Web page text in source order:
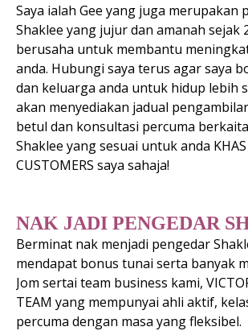
Saya ialah Gee yang juga merupakan
Shaklee yang jujur dan amanah sejak
berusaha untuk membantu
anda. Hubungi saya terus agar saya
dan keluarga anda untuk hidup lebih
akan menyediakan jadual
betul dan konsultasi percuma
Shaklee yang sesuai untuk anda
CUSTOMERS saya sahaja!
NAK JADI PENGEDAR
Berminat nak menjadi pengedar
mendapat bonus tunai serta banyak
Jom sertai team business kami,
TEAM yang mempunyai ahli aktif,
percuma dengan masa yang fleksibel.